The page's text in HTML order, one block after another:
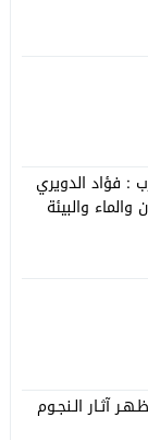
: فؤاد الدويري
والماء والبيئة
آثـار الـنجـوم